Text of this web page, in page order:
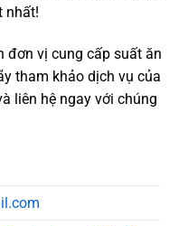
nhất!
đơn vị cung cấp suất ăn
tham khảo dịch vụ của
liên hệ ngay với chúng